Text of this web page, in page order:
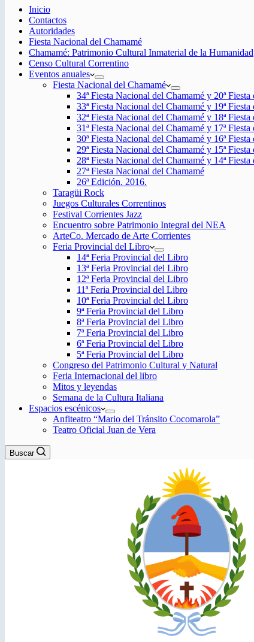
Inicio
Contactos
Autoridades
Fiesta Nacional del Chamamé
Chamamé: Patrimonio Cultural Inmaterial de la Humanidad
Censo Cultural Correntino
Eventos anuales
Fiesta Nacional del Chamamé
34ª Fiesta Nacional del Chamamé y 20ª
33ª Fiesta Nacional del Chamamé y 19ª
32ª Fiesta Nacional del Chamamé y 18ª
31ª Fiesta Nacional del Chamamé y 17ª
30ª Fiesta Nacional del Chamamé y 16ª
29ª Fiesta Nacional del Chamamé y 15ª
28ª Fiesta Nacional del Chamamé y 14ª
27ª Fiesta Nacional del Chamamé
26ª Edición. 2016.
Taragüi Rock
Juegos Culturales Correntinos
Festival Corrientes Jazz
Encuentro sobre Patrimonio Integral del NEA
ArteCo. Mercado de Arte Corrientes
Feria Provincial del Libro
14ª Feria Provincial del Libro
13ª Feria Provincial del Libro
12ª Feria Provincial del Libro
11ª Feria Provincial del Libro
10ª Feria Provincial del Libro
9ª Feria Provincial del Libro
8ª Feria Provincial del Libro
7ª Feria Provincial del Libro
6ª Feria Provincial del Libro
5ª Feria Provincial del Libro
Congreso del Patrimonio Cultural y Natural
Feria Internacional del libro
Mitos y leyendas
Semana de la Cultura Italiana
Espacios escénicos
Anfiteatro “Mario del Tránsito Cocomarola”
Teatro Oficial Juan de Vera
Buscar